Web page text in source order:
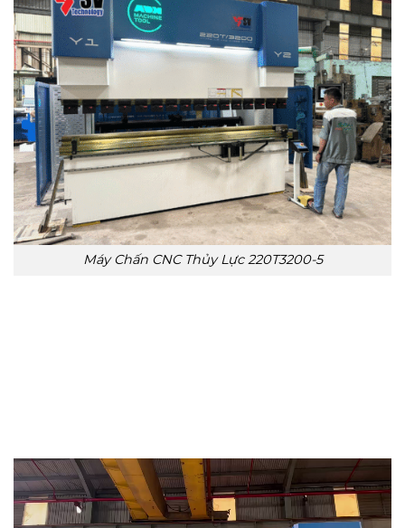
Máy Chấn CNC Thủy Lực 220T3200-5